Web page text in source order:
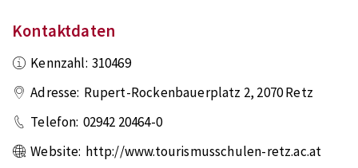
Kontaktdaten
Kennzahl: 310469
Adresse: Rupert-Rockenbauerplatz 2, 2070Retz
Telefon: 02942 20464-0
Website: http://www.tourismusschulen-retz.ac.at